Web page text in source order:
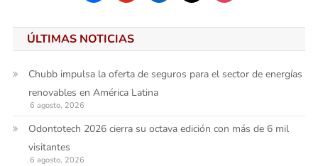
ÚLTIMAS NOTICIAS
Chubb impulsa la oferta de seguros para el sector de energías
renovables en América Latina
6 agosto, 2026
Odontotech 2026 cierra su octava edición con más de 6 mil
visitantes
6 agosto, 2026